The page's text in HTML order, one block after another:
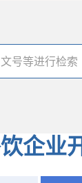
企业